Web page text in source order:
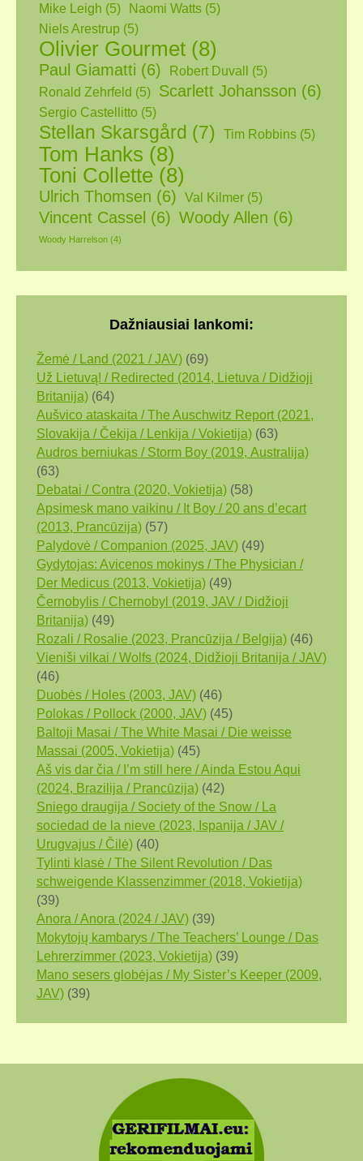
Mike Leigh (5) Naomi Watts (5)
Niels Arestrup (5)
Olivier Gourmet (8)
Paul Giamatti (6) Robert Duvall
(5)
Ronald Zehrfeld (5) Scarlett Johansson (6)
Sergio Castellitto (5)
Stellan Skarsgård (7) Tim Robbins (5)
Tom Hanks (8)
Toni Collette (8)
Ulrich Thomsen (6) Val Kilmer (5)
Vincent Cassel (6) Woody Allen (6)
Woody Harrelson (4)
Dažniausiai lankomi:
Žemė / Land (2021 / JAV) (69)
Už Lietuvą! / Redirected (2014, Lietuva / Didžioji
Britanija) (64)
Aušvico ataskaita / The Auschwitz Report (2021,
Slovakija / Čekija / Lenkija / Vokietija) (63)
Audros berniukas / Storm Boy (2019, Аustralija)
(63)
Debatai / Contra (2020, Vokietija) (58)
Apsimesk mano vaikinu / It Boy / 20 ans d’ecart
(2013, Prancūzija) (57)
Palydovė / Companion (2025, JAV) (49)
Gydytojas: Avicenos mokinys / The Physician /
Der Medicus (2013, Vokietija) (49)
Černobylis / Chernobyl (2019, JAV / Didžioji
Britanija) (49)
Rozali / Rosalie (2023, Prancūzija / Belgija) (46)
Vieniši vilkai / Wolfs (2024, Didžioji Britanija / JAV)
(46)
Duobės / Holes (2003, JAV) (46)
Polokas / Pollock (2000, JAV) (45)
Baltoji Masai / The White Masai / Die weisse
Massai (2005, Vokietija) (45)
Aš vis dar čia / I’m still here / Ainda Estou Aqui
(2024, Brazilija / Prancūzija) (42)
Sniego draugija / Society of the Snow / La
sociedad de la nieve (2023, Ispanija / JAV /
Urugvajus / Čilė) (40)
Tylinti klasė / The Silent Revolution / Das
schweigende Klassenzimmer (2018, Vokietija)
(39)
Anora / Anora (2024 / JAV) (39)
Mokytojų kambarys / The Teachers’ Lounge / Das
Lehrerzimmer (2023, Vokietija) (39)
Mano sesers globėjas / My Sister’s Keeper (2009,
JAV) (39)